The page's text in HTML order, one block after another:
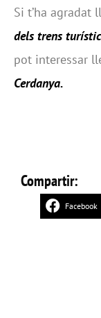
Si t’ha agradat
dels trens
pot interessar
Cerdanya.
Compartir:
Facebook